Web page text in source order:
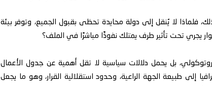
فلماذا لا يُنقل إلى دولة محايدة تحظى بقبول الجميع، وتوفر بيئة
يجري تحت تأثير طرف يمتلك نفوذًا مباشرًا في الملف؟
بل يحمل دلالات سياسية لا تقل أهمية عن جدول الأعمال
إلى طبيعة الجهة الراعية، وحدود استقلالية القرار، وهو ما يجعل